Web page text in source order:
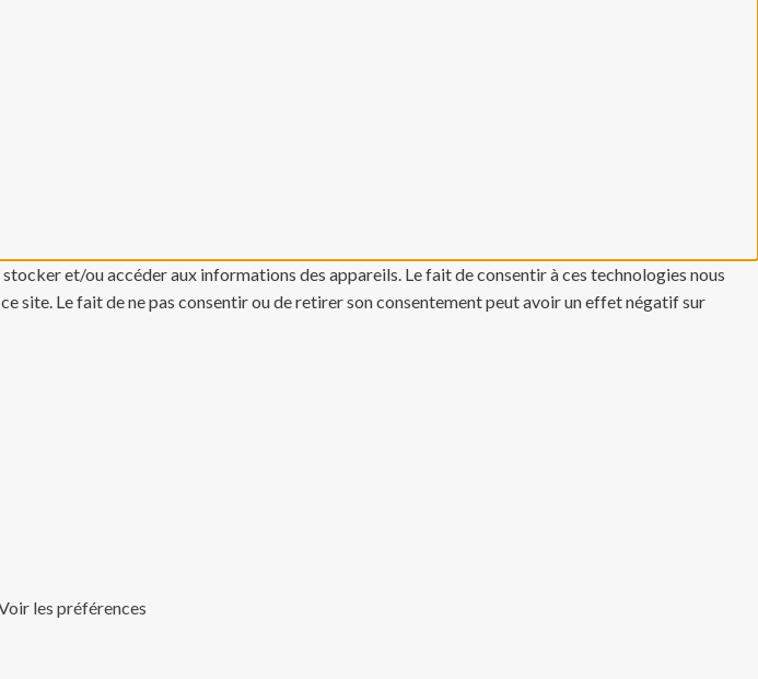
et/ou accéder aux informations des appareils. Le fait de consentir à ces technologies nous
site. Le fait de ne pas consentir ou de retirer son consentement peut avoir un effet négatif sur
les préférences